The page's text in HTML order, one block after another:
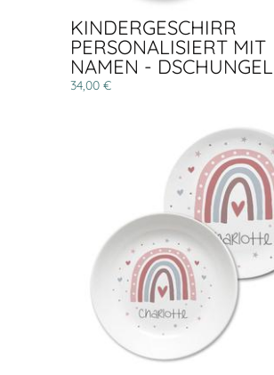
KINDERGESCHIRR
PERSONALISIERT MIT
NAMEN - DSCHUNGEL
34,00 €